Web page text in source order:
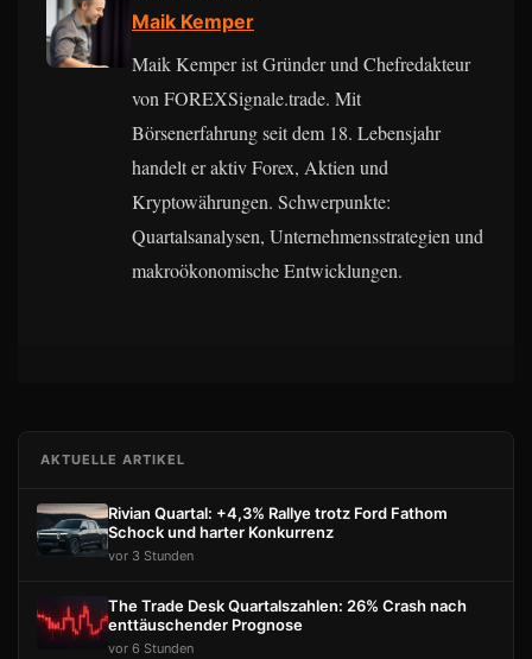
Maik Kemper
Maik Kemper ist Gründer und Chefredakteur
von FOREXSignale.trade. Mit
Börsenerfahrung seit dem 18. Lebensjahr
handelt er aktiv Forex, Aktien und
Kryptowährungen. Schwerpunkte:
Quartalsanalysen, Unternehmensstrategien und
makroökonomische Entwicklungen.
AKTUELLE ARTIKEL
Rivian Quartal: +4,3% Rallye trotz Ford Fathom
Schock und harter Konkurrenz
vor 3 Stunden
The Trade Desk Quartalszahlen: 26% Crash nach
enttäuschender Prognose
vor 6 Stunden